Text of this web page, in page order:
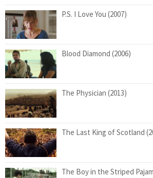
P.S. I Love You (2007)
Blood Diamond (2006)
The Physician (2013)
The Last King of Scotland
The Boy in the Striped